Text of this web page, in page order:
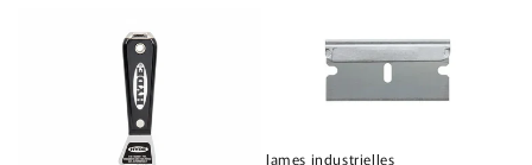
lames industrielles